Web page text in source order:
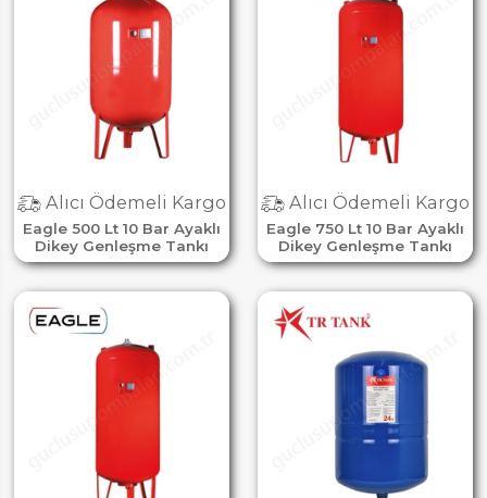
Eagle 500 Lt 10 Bar Ayaklı
Dikey Genleşme Tankı
Alıcı Ödemeli Kargo
Eagle 750 Lt 10 Bar Ayaklı
Dikey Genleşme Tankı
Alıcı Ödemeli Kargo